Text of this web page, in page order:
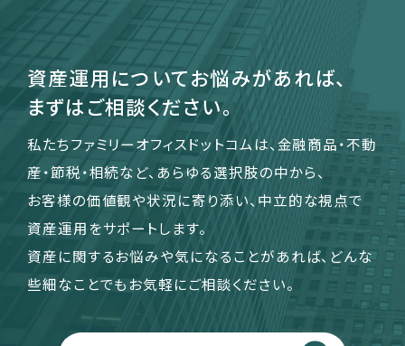
よくある質問
資産運用についてお悩みがあれば、
まずはご相談ください。
私たちファミリーオフィスドットコムは、金融商品・不動
産・節税・相続など、あらゆる選択肢の中から、
お客様の価値観や状況に寄り添い、中立的な視点で
資産運用をサポートします。
資産に関するお悩みや気になることがあれば、どんな
些細なことでもお気軽にご相談ください。